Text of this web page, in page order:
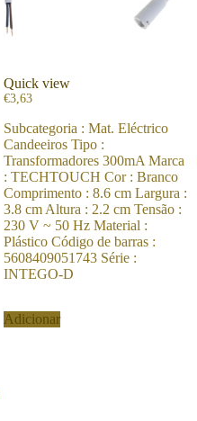
Quick view
€3,63
Subcategoria : Mat. Eléctrico
Candeeiros Tipo :
Transformadores 300mA Marca
: TECHTOUCH Cor : Branco
Comprimento : 8.6 cm Largura :
3.8 cm Altura : 2.2 cm Tensão :
230 V ~ 50 Hz Material :
Plástico Código de barras :
5608409051743 Série :
INTEGO-D
Adicionar